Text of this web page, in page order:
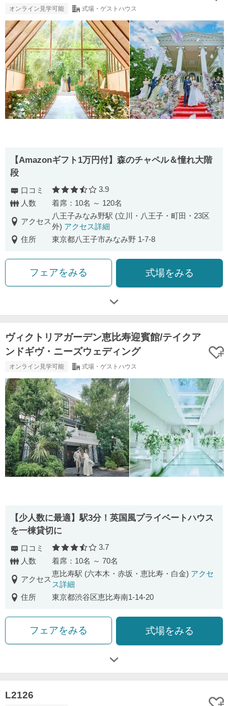
オンライン見学可能 式場・ゲストハウス
【Amazonギフト1万円付】森のチャペル＆憧れ大階
段
口コミ 口コミ評価
3.9
人数
着席：10名 ～ 120名
アクセス
八王子みなみ野駅 (立川・八王子・町田・23区
外) アクセス詳細
住所
東京都八王子市みなみ野 1-7-8
フェアをみる 式場をみる
ヴィクトリアガーデン恵比寿迎賓館/テイクア
ンドギヴ・ニーズウェディング
オンライン見学可能 式場・ゲストハウス
【少人数に最適】駅3分！英国風プライベートハウス
を一棟貸切に
口コミ 口コミ評価
3.7
人数
着席：10名 ～ 70名
アクセス
恵比寿駅 (六本木・赤坂・恵比寿・白金) アクセ
ス詳細
住所
東京都渋谷区恵比寿南1-14-20
フェアをみる 式場をみる
L2126